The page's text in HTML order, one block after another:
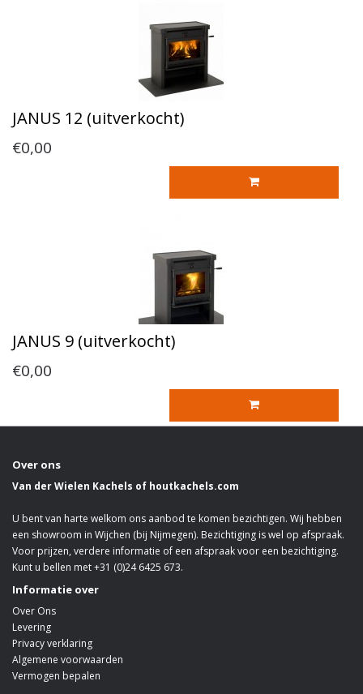
JANUS 12 (uitverkocht)
€0,00
JANUS 9 (uitverkocht)
€0,00
Over ons
Van der Wielen Kachels of houtkachels.com
U bent van harte welkom ons aanbod te komen bezichtigen. Wij hebben
een showroom in Wijchen (bij Nijmegen). Bezichtiging is wel op afspraak.
Voor prijzen, verdere informatie of een afspraak voor een bezichtiging.
Kunt u bellen met +31 (0)24 6425 673.
Informatie over
Over Ons
Levering
Privacy verklaring
Algemene voorwaarden
Vermogen bepalen